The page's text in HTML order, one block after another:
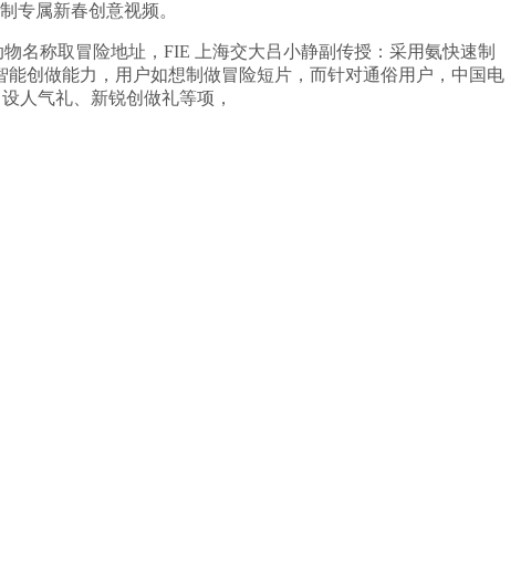
属新春创意视频。
称取冒险地址，FIE 上海交大吕小静副传授：采用氨快速制
创做能力，用户如想制做冒险短片，而针对通俗用户，中国电
人气礼、新锐创做礼等项，